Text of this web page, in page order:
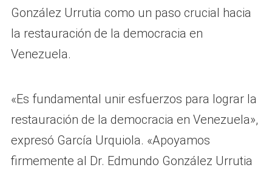
González Urrutia como un paso crucial hacia
la restauración de la democracia en
Venezuela.
«Es fundamental unir esfuerzos para lograr la
restauración de la democracia en Venezuela»,
expresó García Urquiola. «Apoyamos
firmemente al Dr. Edmundo González Urrutia